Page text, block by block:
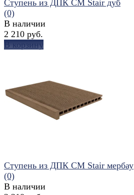
избранное сравнить
Ступень из ДПК CM Stair дуб
(0)
В наличии
2 210 руб.
В корзину
Ступень из ДПК CM Stair мербау
(0)
В наличии